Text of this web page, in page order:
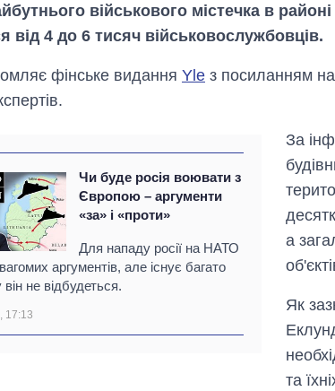
військового містечка в
від 4 до 6 тисяч військовослужбовців.
фінське видання Yle з посиланням на
Чи буде росія воювати з
Європою – аргументи
«за» і «проти»
Для нападу росії на НАТО
аргументів, але існує багато
не відбудеться.
17:13
За
а
Як
та